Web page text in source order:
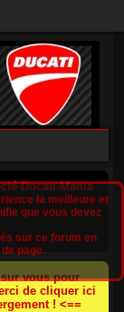
Ducati-Mania
sur vous pour
de cliquer ici
! <==
la meilleure et
que vous devez
sur ce forum en
page.